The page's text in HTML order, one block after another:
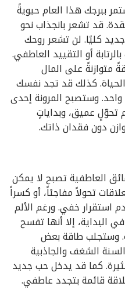
ببرجك هذا العام حيويةً
قد تشعر بانجذاب نحو
جديد كليًا. لن تشعر روحك
أو التقييد العاطفي.
متوازنةً على المال
الحياة. كذلك قد تجد نفسك
واحد. وستصبح المرونة إحدى
تحوّلٍ عميق، وبداياتٍ
دون فقدان ذاتك.
العاطفية تصبح لا يمكن
تحولاً مفاجئاً، أو كسراً
استقرار خفي. ورغم الألم
البداية، إلا أنها تفسح
وستجلب طاقة بعض
الشغف والجاذبية
كما قد يدخل حب جديد
قائمة بتجدد عاطفي.